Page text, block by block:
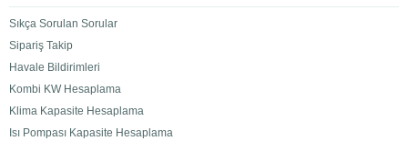
Sıkça Sorulan Sorular
Sipariş Takip
Havale Bildirimleri
Kombi KW Hesaplama
Klima Kapasite Hesaplama
Isı Pompası Kapasite Hesaplama